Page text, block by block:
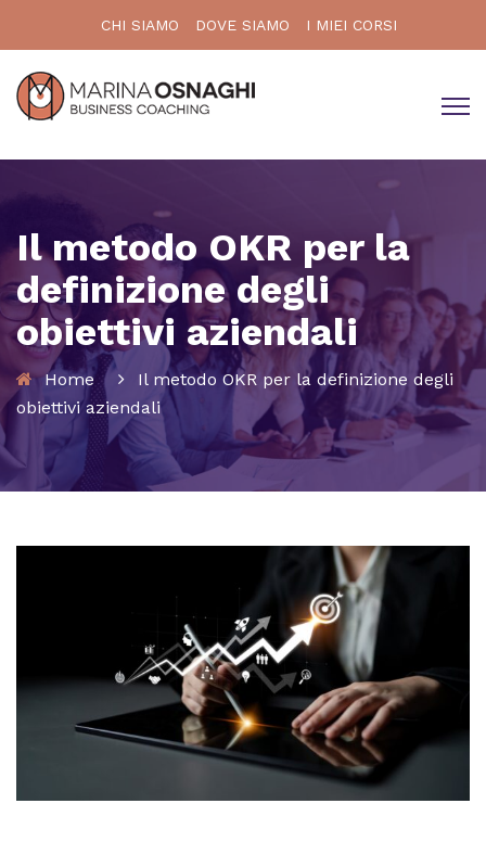
CHI SIAMO DOVE SIAMO I MIEI CORSI
Il metodo OKR per la
definizione degli
obiettivi aziendali
Home
Il metodo OKR per la definizione degli
obiettivi aziendali